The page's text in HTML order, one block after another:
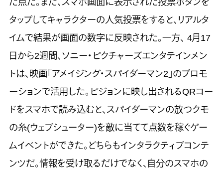
タップしてキャラクターの人気投票をすると、リアルタ
イムで結果が画面の数字に反映された。一方、 4月17
日から2週間、ソニー・ピクチャーズエンタテインメン
トは、映画「アメイジング・スパイダーマン2」のプロモ
ーションで活用した。ビジョンに映し出されるQRコー
ドをスマホで読み込むと、スパイダーマンの放つクモ
の糸(ウェブシューター)を敵に当てて点数を稼ぐゲー
ムイベントができた。どちらもインタラクティブコンテ
ンツだ。情報を受け取るだけでなく、自分のスマホの